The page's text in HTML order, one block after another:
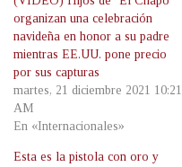
organizan una celebración
navideña en honor a su padre
mientras EE.UU. pone precio
por sus capturas
martes, 21 diciembre 2021 10:21
AM
En «Internacionales»
Esta es la pistola con oro y